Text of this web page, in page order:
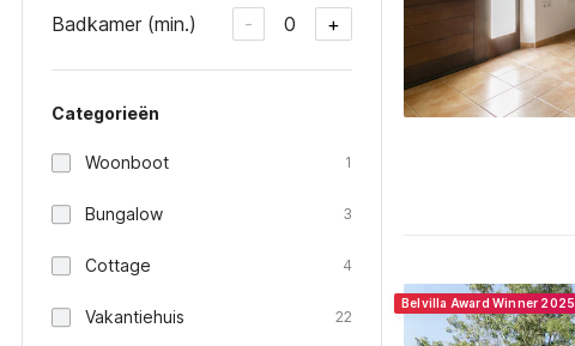
Badkamer (min.) - 0 +
Categorieën
Woonboot 1
Bungalow 3
Cottage 4
Vakantiehuis 22
Belvilla Award Winner 2025